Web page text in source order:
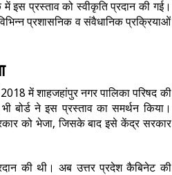
इस प्रस्ताव को स्वीकृति प्रदान की गई।
प्रशासनिक व संवैधानिक प्रक्रियाओं
में शाहजहांपुर नगर पालिका परिषद की
बोर्ड ने इस प्रस्ताव का समर्थन किया।
को भेजा, जिसके बाद इसे केंद्र सरकार
की थी। अब उत्तर प्रदेश कैबिनेट की